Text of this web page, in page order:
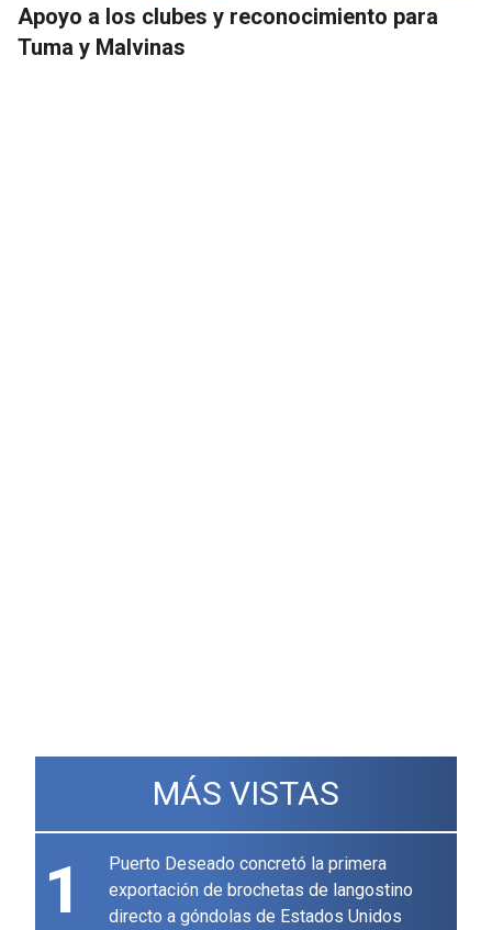
Apoyo a los clubes y reconocimiento para
Tuma y Malvinas
MÁS VISTAS
1
Puerto Deseado concretó la primera
exportación de brochetas de langostino
directo a góndolas de Estados Unidos